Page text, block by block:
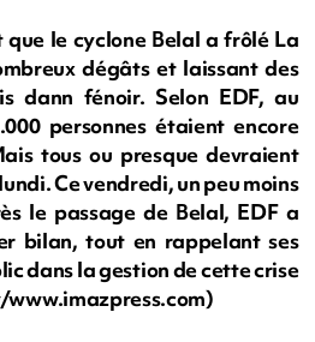
que le cyclone Belal a frôlé La
dégâts et laissant des
dann fénoir. Selon EDF, au
personnes étaient encore
tous ou presque devraient
Ce vendredi, un peu moins
le passage de Belal, EDF a
bilan, tout en rappelant ses
dans la gestion de cette crise
www.imazpress.com)